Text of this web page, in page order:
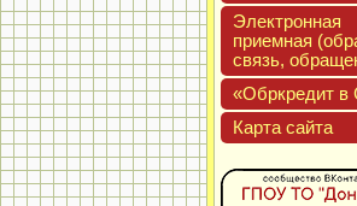
Элек­трон­ная
при­ем­ная
связь,
«Обркре­дит
Кар­та сай­та